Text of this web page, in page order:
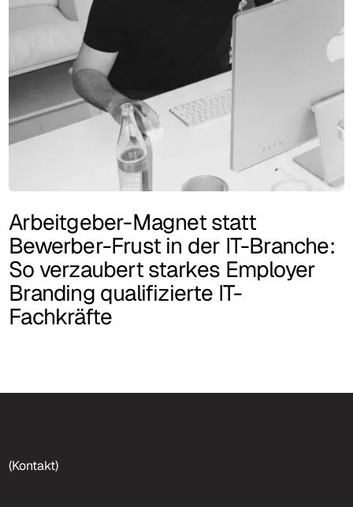
Arbeitgeber-Magnet statt
Bewerber-Frust in der IT-Branche:
So verzaubert starkes Employer
Branding qualifizierte IT-
Fachkräfte
(Kontakt)